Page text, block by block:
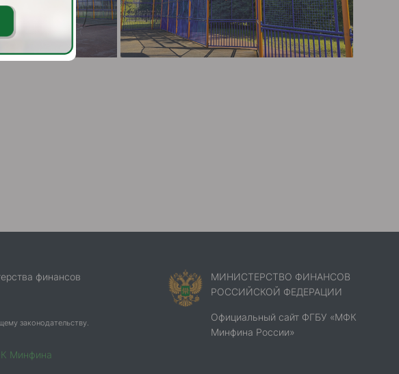
финансов
законодательству.
Минфина
МИНИСТЕРСТВО ФИНАНСОВ
РОССИЙСКОЙ ФЕДЕРАЦИИ
Официальный сайт ФГБУ «МФК
Минфина России»